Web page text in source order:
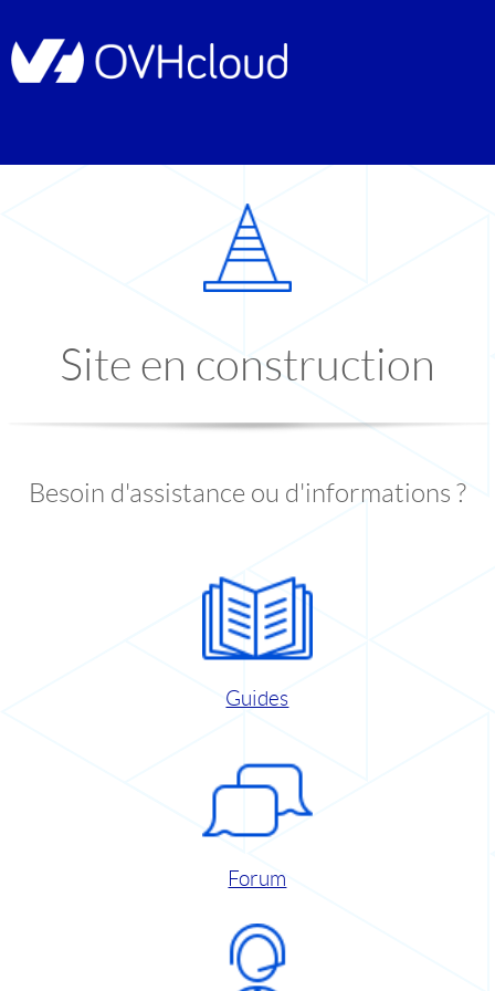
Site en construction
Besoin d'assistance ou d'informations ?
Guides
Forum